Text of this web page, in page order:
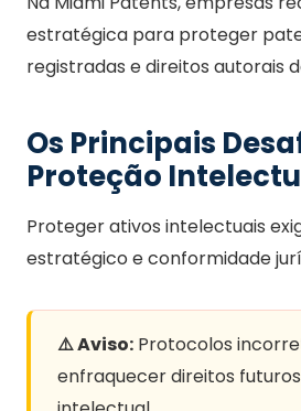
estratégica para proteger
registradas e direitos autorais
Os Principais
Proteção
Proteger ativos intelectuais
estratégico e conformidade
⚠️ Aviso: Protocolos
enfraquecer direitos